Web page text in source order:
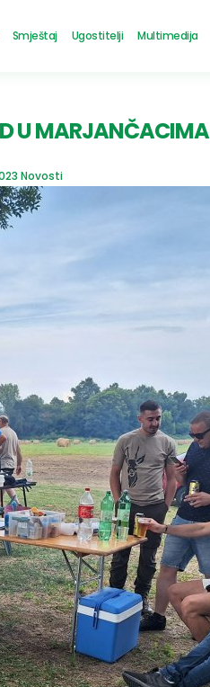
Smještaj Ugostitelji Multimedija
U MARJANČACIMA
Novosti